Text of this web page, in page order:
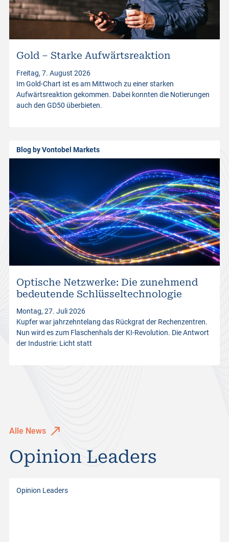
e
n
o
d
u
Gold – Starke Aufwärtsreaktion
Freitag, 7. August 2026
Im Gold-Chart ist es am Mittwoch zu einer starken
Aufwärtsreaktion gekommen. Dabei konnten die Notierungen
auch den GD50 überbieten.
Blog by Vontobel Markets
Optische Netzwerke: Die zunehmend
bedeutende Schlüsseltechnologie
Montag, 27. Juli 2026
Kupfer war jahrzehntelang das Rückgrat der Rechenzentren.
Nun wird es zum Flaschenhals der KI-Revolution. Die Antwort
der Industrie: Licht statt
Opinion Leaders
Alle News
Opinion Leaders